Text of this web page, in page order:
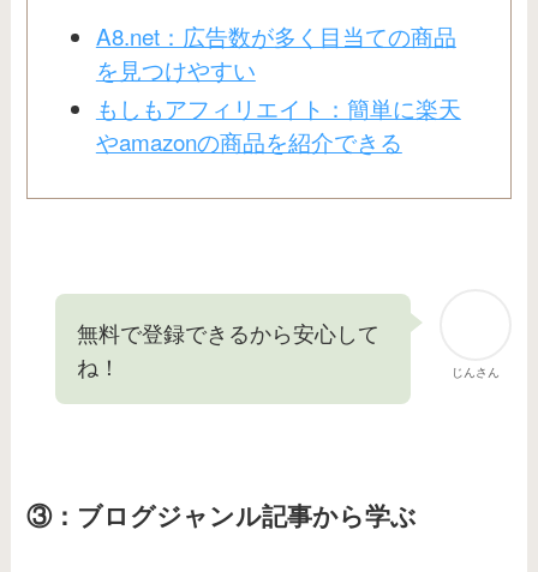
A8.net：広告数が多く目当ての商品
を見つけやすい
もしもアフィリエイト：簡単に楽天
やamazonの商品を紹介できる
じんさん
無料で登録できるから安心して
ね！
③：ブログジャンル記事から学ぶ